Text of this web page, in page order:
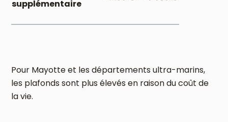
supplémentaire
Pour Mayotte et les départements ultra-marins,
les plafonds sont plus élevés en raison du coût de
la vie.